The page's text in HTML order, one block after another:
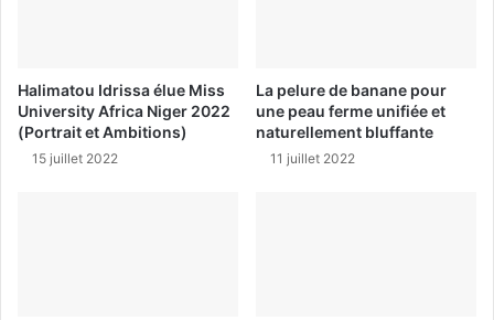
Halimatou Idrissa élue Miss
University Africa Niger 2022
(Portrait et Ambitions)
15 juillet 2022
La pelure de banane pour
une peau ferme unifiée et
naturellement bluffante
11 juillet 2022